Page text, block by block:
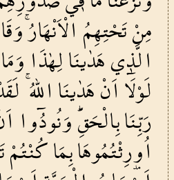
مِنْتَحْتِهِمُ الْاَنْهَارُۚ
الَّذ۪يهَدٰينَالِهٰذَاوَمَا
لَوْلَٓااَنْهَدٰينَااللّٰهُۚ
رَبِّنَابِالْحَقِّۜوَنُودُٓوا
اُو۫رِثْتُمُوهَابِمَاكُنْتُمْ